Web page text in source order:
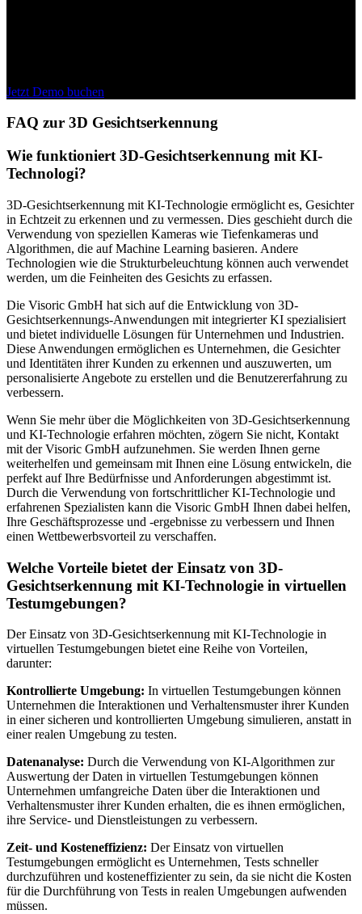
Jetzt Demo buchen
FAQ zur 3D Gesichtserkennung
Wie funktioniert 3D-Gesichtserkennung mit KI-
Technologi?
3D-Gesichtserkennung mit KI-Technologie ermöglicht es, Gesichter
in Echtzeit zu erkennen und zu vermessen. Dies geschieht durch die
Verwendung von speziellen Kameras wie Tiefenkameras und
Algorithmen, die auf Machine Learning basieren. Andere
Technologien wie die Strukturbeleuchtung können auch verwendet
werden, um die Feinheiten des Gesichts zu erfassen.
Die Visoric GmbH hat sich auf die Entwicklung von 3D-
Gesichtserkennungs-Anwendungen mit integrierter KI spezialisiert
und bietet individuelle Lösungen für Unternehmen und Industrien.
Diese Anwendungen ermöglichen es Unternehmen, die Gesichter
und Identitäten ihrer Kunden zu erkennen und auszuwerten, um
personalisierte Angebote zu erstellen und die Benutzererfahrung zu
verbessern.
Wenn Sie mehr über die Möglichkeiten von 3D-Gesichtserkennung
und KI-Technologie erfahren möchten, zögern Sie nicht, Kontakt
mit der Visoric GmbH aufzunehmen. Sie werden Ihnen gerne
weiterhelfen und gemeinsam mit Ihnen eine Lösung entwickeln, die
perfekt auf Ihre Bedürfnisse und Anforderungen abgestimmt ist.
Durch die Verwendung von fortschrittlicher KI-Technologie und
erfahrenen Spezialisten kann die Visoric GmbH Ihnen dabei helfen,
Ihre Geschäftsprozesse und -ergebnisse zu verbessern und Ihnen
einen Wettbewerbsvorteil zu verschaffen.
Welche Vorteile bietet der Einsatz von 3D-
Gesichtserkennung mit KI-Technologie in virtuellen
Testumgebungen?
Der Einsatz von 3D-Gesichtserkennung mit KI-Technologie in
virtuellen Testumgebungen bietet eine Reihe von Vorteilen,
darunter:
Kontrollierte Umgebung: In virtuellen Testumgebungen können
Unternehmen die Interaktionen und Verhaltensmuster ihrer Kunden
in einer sicheren und kontrollierten Umgebung simulieren, anstatt in
einer realen Umgebung zu testen.
Datenanalyse: Durch die Verwendung von KI-Algorithmen zur
Auswertung der Daten in virtuellen Testumgebungen können
Unternehmen umfangreiche Daten über die Interaktionen und
Verhaltensmuster ihrer Kunden erhalten, die es ihnen ermöglichen,
ihre Service- und Dienstleistungen zu verbessern.
Zeit- und Kosteneffizienz: Der Einsatz von virtuellen
Testumgebungen ermöglicht es Unternehmen, Tests schneller
durchzuführen und kosteneffizienter zu sein, da sie nicht die Kosten
für die Durchführung von Tests in realen Umgebungen aufwenden
müssen.